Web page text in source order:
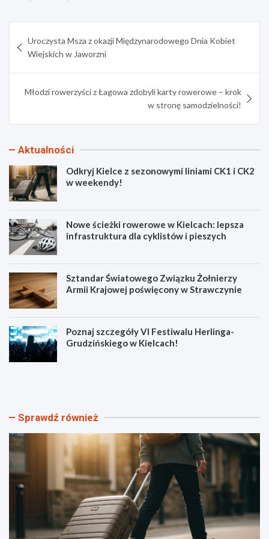
wpisu
Uroczysta Msza z okazji Międzynarodowego Dnia Kobiet
Wiejskich w Jaworzni
Młodzi rowerzyści z Łagowa zdobyli karty rowerowe – krok
w stronę samodzielności!
Aktualności
Odkryj Kielce z sezonowymi liniami CK1 i CK2
w weekendy!
Nowe ścieżki rowerowe w Kielcach: lepsza
infrastruktura dla cyklistów i pieszych
Sztandar Światowego Związku Żołnierzy
Armii Krajowej poświęcony w Strawczynie
Poznaj szczegóły VI Festiwalu Herlinga-
Grudzińskiego w Kielcach!
O
j
e
l
c
z
N
c
e
ż
k
i
r
Sprawdź również